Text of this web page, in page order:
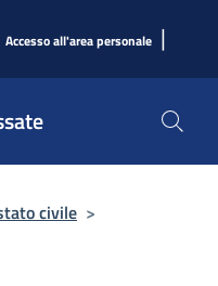
Accesso all'area personale |
civile >